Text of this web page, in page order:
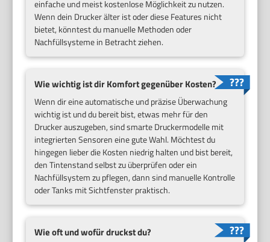
einfache und meist kostenlose Möglichkeit zu nutzen.
Wenn dein Drucker älter ist oder diese Features nicht
bietet, könntest du manuelle Methoden oder
Nachfüllsysteme in Betracht ziehen.
Wie wichtig ist dir Komfort gegenüber Kosten?
Wenn dir eine automatische und präzise Überwachung
wichtig ist und du bereit bist, etwas mehr für den
Drucker auszugeben, sind smarte Druckermodelle mit
integrierten Sensoren eine gute Wahl. Möchtest du
hingegen lieber die Kosten niedrig halten und bist bereit,
den Tintenstand selbst zu überprüfen oder ein
Nachfüllsystem zu pflegen, dann sind manuelle Kontrolle
oder Tanks mit Sichtfenster praktisch.
Wie oft und wofür druckst du?